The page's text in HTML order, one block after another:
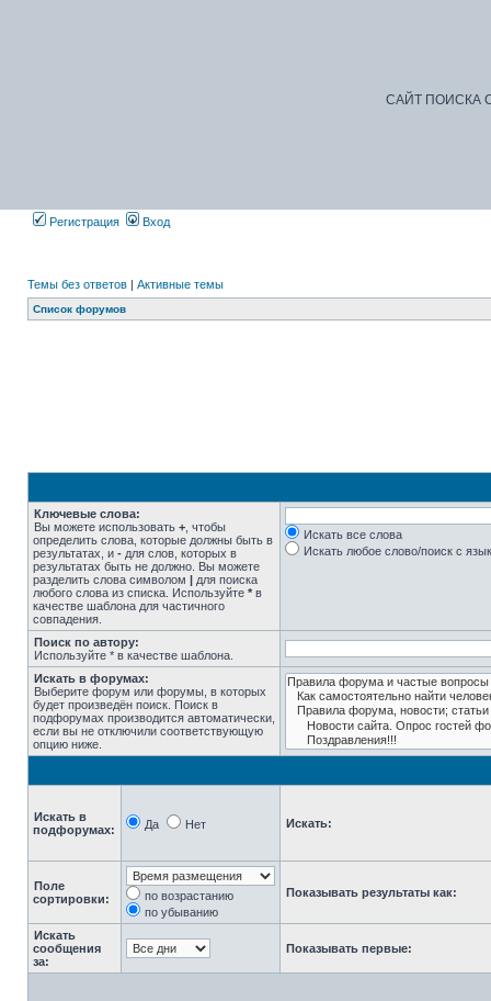
САЙТ ПОИСКА
Регистрация Вход
Темы без ответов | Активные темы
Список форумов
Ключевые слова:
Вы можете использовать + , чтобы
определить слова, которые должны быть в
результатах, и - для слов, которых в
результатах быть не должно. Вы можете
разделить слова символом | для поиска
любого слова из списка. Используйте * в
качестве шаблона для частичного
совпадения.
Искать все слова
Искать любое слово/поиск с
Поиск по автору:
Используйте * в качестве шаблона.
Искать в форумах:
Выберите форум или форумы, в которых
будет произведён поиск. Поиск в
подфорумах производится автоматически,
если вы не отключили соответствующую
опцию ниже.
Искать в
подфорумах:
Да Нет Искать:
Поле
сортировки:
по возрастанию
по убыванию
Показывать результаты как:
Искать
сообщения
за:
Показывать первые: